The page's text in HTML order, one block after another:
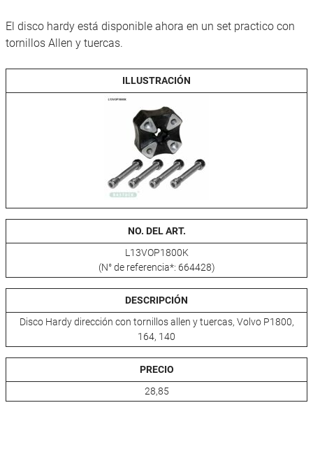
El disco hardy está disponible ahora en un set practico con
tornillos Allen y tuercas.
ILLUSTRACIÓN
NO. DEL ART.
L13VOP1800K
(N° de referencia*: 664428)
DESCRIPCIÓN
Disco Hardy dirección con tornillos allen y tuercas, Volvo P1800,
164, 140
PRECIO
28,85